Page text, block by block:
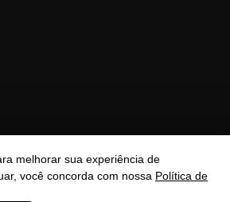
melhorar sua experiência de
você concorda com nossa Política de